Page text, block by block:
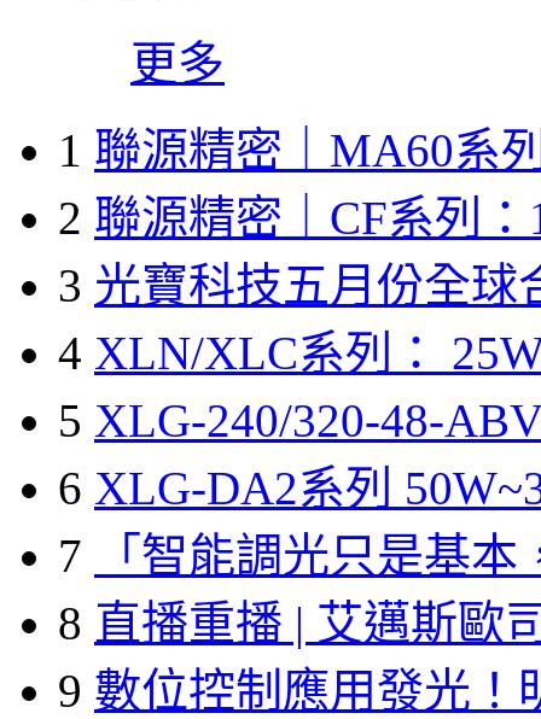
更多
1 聯源精密｜MA60系
2 聯源精密｜CF系列：
3 光寶科技五月份全球
4 XLN/XLC系列：
5 XLG-240/320-48-
6 XLG-DA2系列
7
「智能調光只是基本
8 直播重播 | 艾邁斯歐
9 數位控制應用發光！